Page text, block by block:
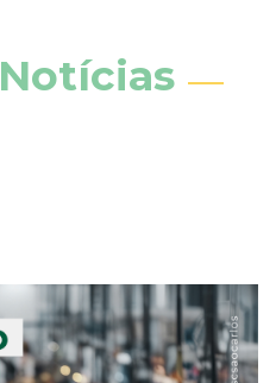
Notícias